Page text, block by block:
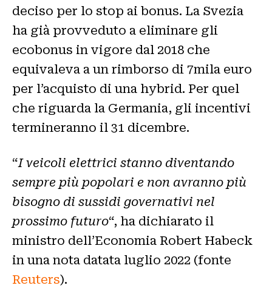
deciso per lo stop ai bonus. La Svezia
ha già provveduto a eliminare gli
ecobonus in vigore dal 2018 che
equivaleva a un rimborso di 7mila euro
per l’acquisto di una hybrid. Per quel
che riguarda la Germania, gli incentivi
termineranno il 31 dicembre.
“I veicoli elettrici stanno diventando
sempre più popolari e non avranno più
bisogno di sussidi governativi nel
prossimo futuro“, ha dichiarato il
ministro dell’Economia Robert Habeck
in una nota datata luglio 2022 (fonte
Reuters).